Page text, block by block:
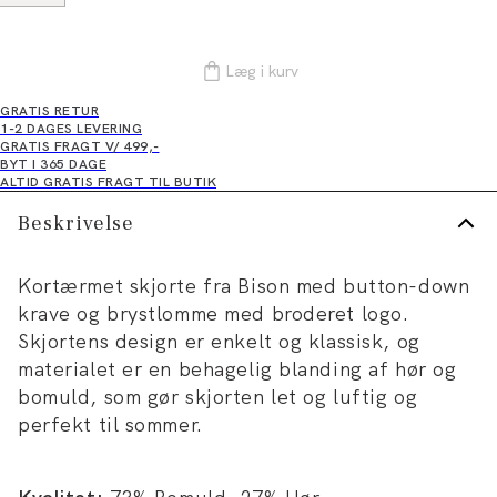
Læg i kurv
GRATIS RETUR
1-2 DAGES LEVERING
GRATIS FRAGT V/ 499,-
BYT I 365 DAGE
ALTID GRATIS FRAGT TIL BUTIK
Beskrivelse
Kortærmet skjorte fra Bison med button-down
krave og brystlomme med broderet logo.
Skjortens design er enkelt og klassisk, og
materialet er en behagelig blanding af hør og
bomuld, som gør skjorten let og luftig og
perfekt til sommer.